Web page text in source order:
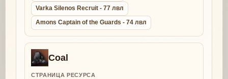
Varka Silenos Recruit - 77 лвл
Amons Captain of the Guards - 74 лвл
Coal
СТРАНИЦА РЕСУРСА